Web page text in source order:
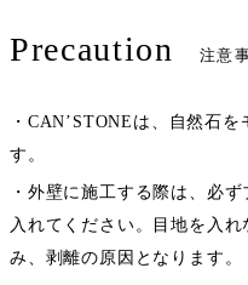
Precaution 注意
・CAN’STONEは、自然石
す。
・外壁に施工する際は、必
入れてください。目地を入
み、剥離の原因となります。